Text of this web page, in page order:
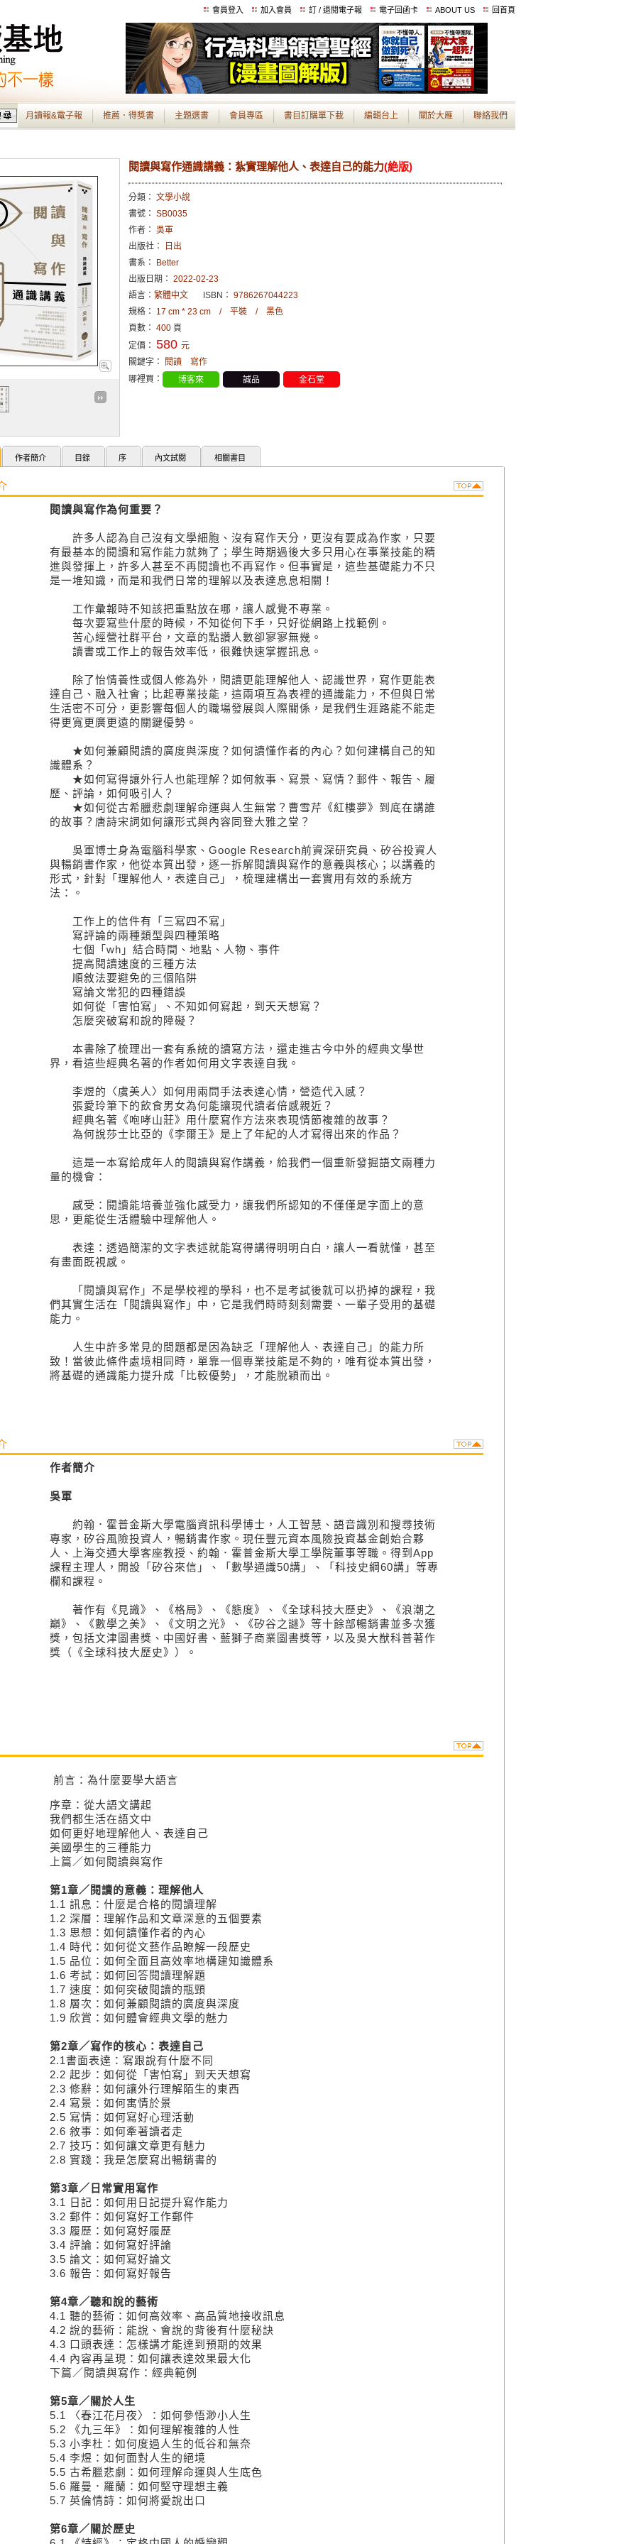
會員登入 加入會員 訂 / 退閱電子報 電子回函卡 ABOUT US 回首頁
月讀報&電子報 推薦．得獎書 主題選書 會員專區 書目訂購單下載 編輯台上 關於大雁 聯絡我們
閱讀與寫作通識講義：紮實理解他人、表達自己的能力(絶版)
分類： 文學小說
書號： SB0035
作者： 吳軍
出版社：
日出
書系：
Better
出版日期： 2022-02-23
語言： 繁體中文 ISBN： 9786267044223
規格： 17 cm * 23 cm / 平裝 / 黑色
頁數： 400 頁
定價： 580 元
關鍵字：
閱讀
寫作
哪裡買：
博客來 誠品 金石堂
作者簡介 目錄 序 內文試閱 相關書目
閱讀與寫作為何重要？
許多人認為自己沒有文學細胞、沒有寫作天分，更沒有要成為作家，只要
有最基本的閱讀和寫作能力就夠了；學生時期過後大多只用心在事業技能的精
進與發揮上，許多人甚至不再閱讀也不再寫作。但事實是，這些基礎能力不只
是一堆知識，而是和我們日常的理解以及表達息息相關！
工作彙報時不知該把重點放在哪，讓人感覺不專業。
每次要寫些什麼的時候，不知從何下手，只好從網路上找範例。
苦心經營社群平台，文章的點讚人數卻寥寥無幾。
讀書或工作上的報告效率低，很難快速掌握訊息。
除了怡情養性或個人修為外，閱讀更能理解他人、認識世界，寫作更能表
達自己、融入社會；比起專業技能，這兩項互為表裡的通識能力，不但與日常
生活密不可分，更影響每個人的職場發展與人際關係，是我們生涯路能不能走
得更寬更廣更遠的關鍵優勢。
★如何兼顧閱讀的廣度與深度？如何讀懂作者的內心？如何建構自己的知
識體系？
★如何寫得讓外行人也能理解？如何敘事、寫景、寫情？郵件、報告、履
歷、評論，如何吸引人？
★如何從古希臘悲劇理解命運與人生無常？曹雪芹《紅樓夢》到底在講誰
的故事？唐詩宋詞如何讓形式與內容同登大雅之堂？
吳軍博士身為電腦科學家、Google Research前資深研究員、矽谷投資人
與暢銷書作家，他從本質出發，逐一拆解閱讀與寫作的意義與核心；以講義的
形式，針對「理解他人，表達自己」，梳理建構出一套實用有效的系統方
法：。
工作上的信件有「三寫四不寫」
寫評論的兩種類型與四種策略
七個「wh」結合時間、地點、人物、事件
提高閱讀速度的三種方法
順敘法要避免的三個陷阱
寫論文常犯的四種錯誤
如何從「害怕寫」、不知如何寫起，到天天想寫？
怎麼突破寫和說的障礙？
本書除了梳理出一套有系統的讀寫方法，還走進古今中外的經典文學世
界，看這些經典名著的作者如何用文字表達自我。
李煜的〈虞美人〉如何用兩問手法表達心情，營造代入感？
張愛玲筆下的飲食男女為何能讓現代讀者倍感親近？
經典名著《咆哮山莊》用什麼寫作方法來表現情節複雜的故事？
為何說莎士比亞的《李爾王》是上了年紀的人才寫得出來的作品？
這是一本寫給成年人的閱讀與寫作講義，給我們一個重新發掘語文兩種力
量的機會：
感受：閱讀能培養並強化感受力，讓我們所認知的不僅僅是字面上的意
思，更能從生活體驗中理解他人。
表達：透過簡潔的文字表述就能寫得講得明明白白，讓人一看就懂，甚至
有畫面既視感。
「閱讀與寫作」不是學校裡的學科，也不是考試後就可以扔掉的課程，我
們其實生活在「閱讀與寫作」中，它是我們時時刻刻需要、一輩子受用的基礎
能力。
人生中許多常見的問題都是因為缺乏「理解他人、表達自己」的能力所
致！當彼此條件處境相同時，單靠一個專業技能是不夠的，唯有從本質出發，
將基礎的通識能力提升成「比較優勢」，才能脫穎而出。
作者簡介
吳軍
約翰．霍普金斯大學電腦資訊科學博士，人工智慧、語音識別和搜尋技術
專家，矽谷風險投資人，暢銷書作家。現任豐元資本風險投資基金創始合夥
人、上海交通大學客座教授、約翰．霍普金斯大學工學院董事等職。得到App
課程主理人，開設「矽谷來信」、「數學通識50講」、「科技史綱60講」等專
欄和課程。
著作有《見識》、《格局》、《態度》、《全球科技大歷史》、《浪潮之
巔》、《數學之美》、《文明之光》、《矽谷之謎》等十餘部暢銷書並多次獲
獎，包括文津圖書獎、中國好書、藍獅子商業圖書獎等，以及吳大猷科普著作
獎（《全球科技大歷史》）。
前言：為什麼要學大語言
序章：從大語文講起
我們都生活在語文中
如何更好地理解他人、表達自己
美國學生的三種能力
上篇／如何閱讀與寫作
第1章／閱讀的意義：理解他人
1.1 訊息：什麼是合格的閱讀理解
1.2 深層：理解作品和文章深意的五個要素
1.3 思想：如何讀懂作者的內心
1.4 時代：如何從文藝作品瞭解一段歷史
1.5 品位：如何全面且高效率地構建知識體系
1.6 考試：如何回答閱讀理解題
1.7 速度：如何突破閱讀的瓶頸
1.8 層次：如何兼顧閱讀的廣度與深度
1.9 欣賞：如何體會經典文學的魅力
第2章／寫作的核心：表達自己
2.1書面表達：寫跟說有什麼不同
2.2 起步：如何從「害怕寫」到天天想寫
2.3 修辭：如何讓外行理解陌生的東西
2.4 寫景：如何寓情於景
2.5 寫情：如何寫好心理活動
2.6 敘事：如何牽著讀者走
2.7 技巧：如何讓文章更有魅力
2.8 實踐：我是怎麼寫出暢銷書的
第3章／日常實用寫作
3.1 日記：如何用日記提升寫作能力
3.2 郵件：如何寫好工作郵件
3.3 履歷：如何寫好履歷
3.4 評論：如何寫好評論
3.5 論文：如何寫好論文
3.6 報告：如何寫好報告
第4章／聽和說的藝術
4.1 聽的藝術：如何高效率、高品質地接收訊息
4.2 說的藝術：能說、會說的背後有什麼秘訣
4.3 口頭表達：怎樣講才能達到預期的效果
4.4 內容再呈現：如何讓表達效果最大化
下篇／閱讀與寫作：經典範例
第5章／關於人生
5.1 〈春江花月夜〉：如何參悟渺小人生
5.2 《九三年》：如何理解複雜的人性
5.3 小李杜：如何度過人生的低谷和無奈
5.4 李煜：如何面對人生的絕境
5.5 古希臘悲劇：如何理解命運與人生底色
5.6 羅曼．羅蘭：如何堅守理想主義
5.7 英倫情詩：如何將愛說出口
第6章／關於歷史